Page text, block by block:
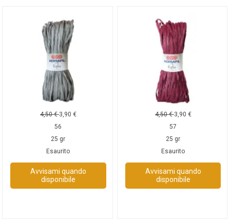
4,50€ 3,90 €
56
25 gr
Esaurito
Avvisami quando
disponibile
4,50€ 3,90 €
57
25 gr
Esaurito
Avvisami quando
disponibile